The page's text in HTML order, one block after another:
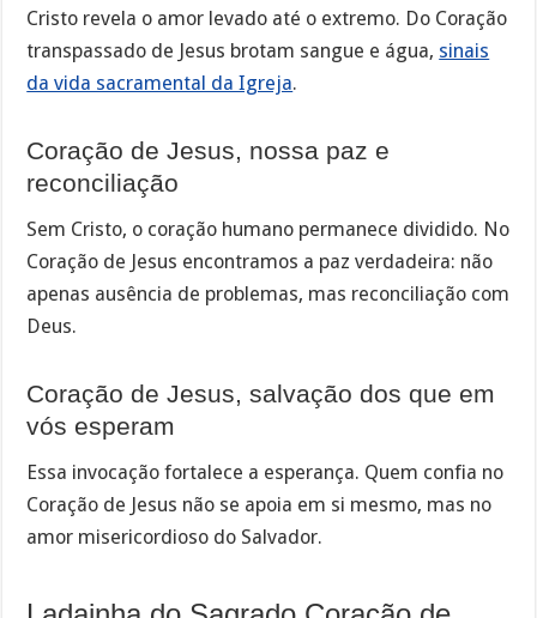
Cristo revela o amor levado até o extremo. Do Coração
transpassado de Jesus brotam sangue e água, sinais
da vida sacramental da Igreja.
Coração de Jesus, nossa paz e
reconciliação
Sem Cristo, o coração humano permanece dividido. No
Coração de Jesus encontramos a paz verdadeira: não
apenas ausência de problemas, mas reconciliação com
Deus.
Coração de Jesus, salvação dos que em
vós esperam
Essa invocação fortalece a esperança. Quem confia no
Coração de Jesus não se apoia em si mesmo, mas no
amor misericordioso do Salvador.